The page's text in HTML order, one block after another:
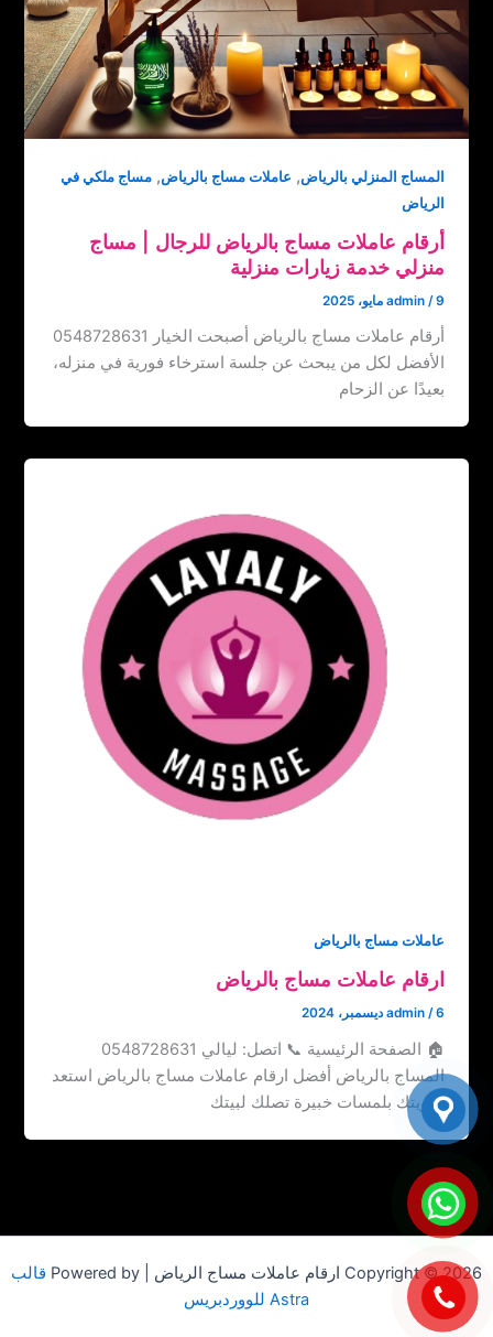
المساج المنزلي بالرياض, عاملات مساج بالرياض,مساج ملكي في
الرياض
أرقام عاملات مساج بالرياض للرجال‏ | ‏مساج
منزلي خدمة زيارات منزلية
admin /9 مايو، 2025
أرقام عاملات مساج بالرياض ‏‪0548728631 أصبحت الخيار
الأفضل لكل من يبحث عن جلسة استرخاء فورية في منزله،
بعيدًا عن الزحام
عاملات مساج بالرياض
ارقام عاملات مساج بالرياض
admin /6 ديسمبر، 2024
🏠 الصفحة الرئيسية 📞 اتصل: ‏‪0548728631 ليالي
المساج بالرياض أفضل ارقام عاملات مساج بالرياض استعد
حيويتك بلمسات خبيرة تصلك لبيتك
Copyright © 2026 ارقام عاملات مساج الرياض | Powered by
قالب
Astra للووردبريس